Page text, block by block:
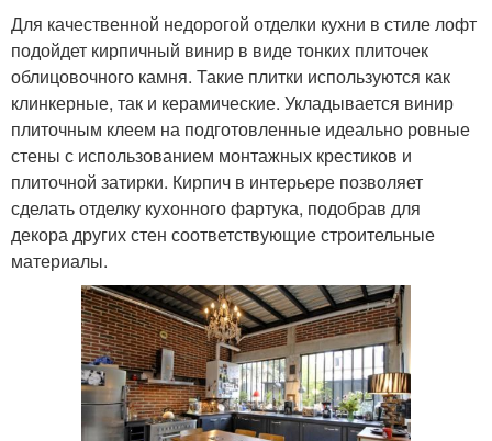
Для качественной недорогой отделки кухни в стиле лофт
подойдет кирпичный винир в виде тонких плиточек
облицовочного камня. Такие плитки используются как
клинкерные, так и керамические. Укладывается винир
плиточным клеем на подготовленные идеально ровные
стены с использованием монтажных крестиков и
плиточной затирки. Кирпич в интерьере позволяет
сделать отделку кухонного фартука, подобрав для
декора других стен соответствующие строительные
материалы.